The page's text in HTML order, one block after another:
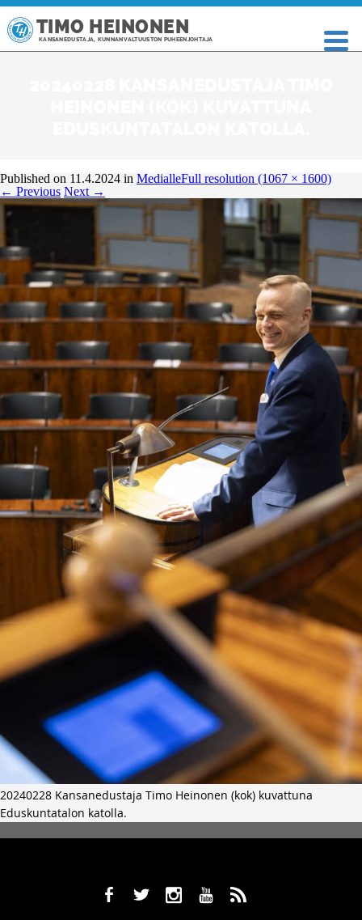
TIMO HEINONEN
KANSANEDUSTAJA, KUNNANVALTUUSTON PUHEENJOHTAJA
Published on 11.4.2024 in MedialleFull resolution (1067 × 1600)
← Previous Next →
20240228 Kansanedustaja Timo Heinonen (kok) kuvattuna
Eduskuntatalon katolla.
b a x r ,